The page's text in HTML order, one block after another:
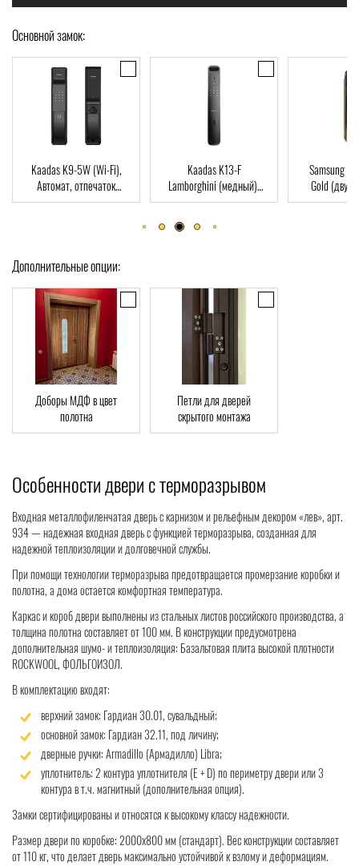
Основной замок:
Kaadas K13-F
Lamborghini (медный),
Автомат, Face-ID,
Samsung SHP-DP728
Gold (двухригельная
врезная часть), Автомат,
отпечаток пальца, RFID-
Card
Dircode
пальца,
ключ, Wi-Fi,
Дополнительные опции:
Доборы МДФ в цвет
полотна
Петли для дверей
скрытого монтажа
Особенности двери с терморазрывом
Входная металлофиленчатая дверь с карнизом и рельефным декором «лев», арт.
934 — надежная входная дверь с функцией терморазрыва, созданная для
надежной теплоизоляции и долговечной службы.
При помощи технологии терморазрыва предотвращается промерзание коробки и
полотна, а дома остается комфортная температура.
Каркас и короб двери выполнены из стальных листов российского производства, а
толщина полотна составляет от 100 мм. В конструкции предусмотрена
дополнительная шумо- и теплоизоляция: Базальтовая плита высокой плотности
ROCKWOOL, ФОЛЬГОИЗОЛ.
В комплектацию входят:
верхний замок: Гардиан 30.01, сувальдный;
основной замок: Гардиан 32.11, под личину;
дверные ручки: Armadillo (Армадилло) Libra;
уплотнитель: 2 контура уплотнителя (Е + D) по периметру двери или 3
контура в т.ч. магнитный (дополнительная опция).
Замки сертифицированы и относятся к высокому классу надежности.
Размер двери по коробке: 2000x800 мм (стандарт). Вес конструкции составляет
от 110 кг, что делает дверь максимально устойчивой к взлому и деформациям.